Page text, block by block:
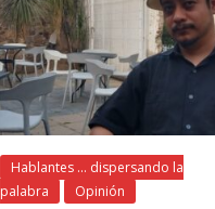
Hablantes ... dispersando la
palabra
Opinión